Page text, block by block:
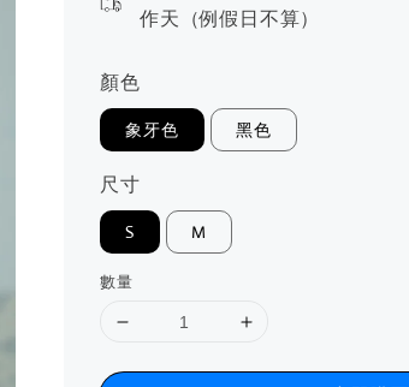
作天（例假日不算）
顏色
象牙色 黑色
尺寸
S M
數量